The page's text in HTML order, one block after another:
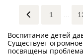
1
Воспитание детей
Существует
посвящены